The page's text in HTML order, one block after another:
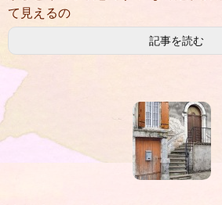
て見えるの
記事を読む